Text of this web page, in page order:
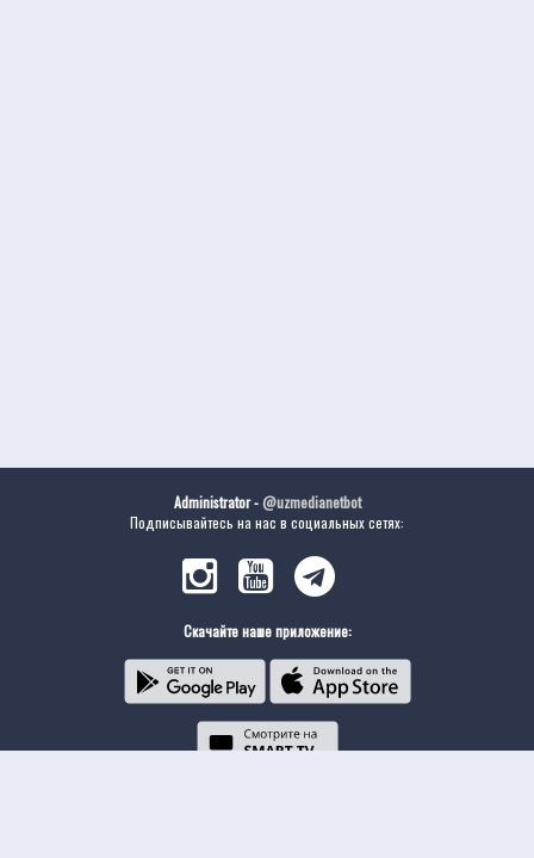
Administrator -@uzmedianetbot
Подписывайтесь на нас в социальных сетях:
Скачайте наше приложение: